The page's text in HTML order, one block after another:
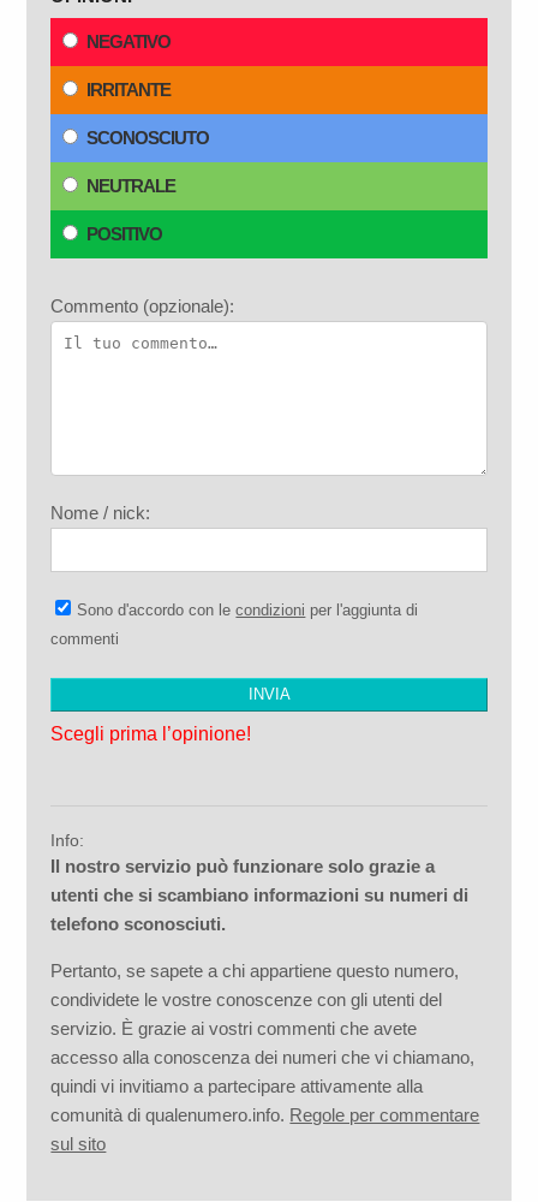
NEGATIVO
IRRITANTE
SCONOSCIUTO
NEUTRALE
POSITIVO
Commento (opzionale):
Nome / nick:
Sono d'accordo con lecondizioni per l'aggiunta di
commenti
Scegli prima l’opinione!
Info:
Il nostro servizio può funzionare solo grazie a
utenti che si scambiano informazioni su numeri di
telefono sconosciuti.
Pertanto, se sapete a chi appartiene questo numero,
condividete le vostre conoscenze con gli utenti del
servizio. È grazie ai vostri commenti che avete
accesso alla conoscenza dei numeri che vi chiamano,
quindi vi invitiamo a partecipare attivamente alla
comunità di qualenumero.info. Regole per commentare
sul sito